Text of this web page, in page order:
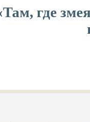
где